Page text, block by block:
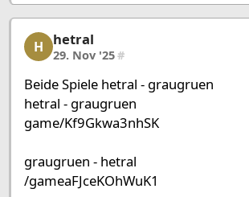
hetral, 19/58, 29. Nov '25
H hetral
29. Nov '25#
Beide Spiele hetral - graugruen
hetral - graugruen
game/Kf9Gkwa3nhSK
graugruen - hetral
/gameaFJceKOhWuK1